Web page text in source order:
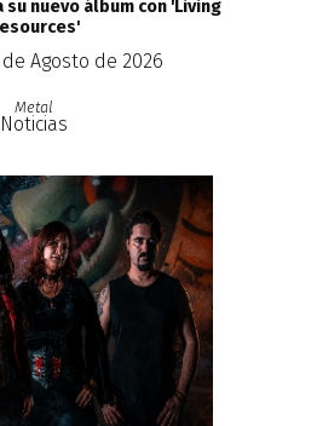
nuevo álbum con 'Living
Agosto de 2026
Metal
Noticias